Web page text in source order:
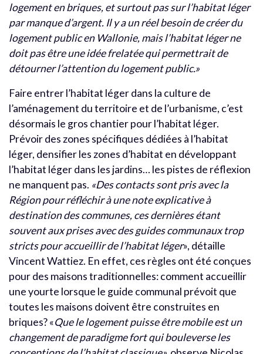
logement en briques, et surtout pas sur l’habitat léger
par manque d’argent. Il y a un réel besoin de créer du
logement public en Wallonie, mais l’habitat léger ne
doit pas être une idée frelatée qui permettrait de
détourner l’attention du logement public.»
Faire entrer l’habitat léger dans la culture de
l’aménagement du territoire et de l’urbanisme, c’est
désormais le gros chantier pour l’habitat léger.
Prévoir des zones spécifiques dédiées à l’habitat
léger, densifier les zones d’habitat en développant
l’habitat léger dans les jardins… les pistes de réflexion
ne manquent pas. «Des contacts sont pris avec la
Région pour réfléchir à une note explicative à
destination des communes, ces dernières étant
souvent aux prises avec des guides communaux trop
stricts pour accueillir de l’habitat léger», détaille
Vincent Wattiez. En effet, ces règles ont été conçues
pour des maisons traditionnelles: comment accueillir
une yourte lorsque le guide communal prévoit que
toutes les maisons doivent être construites en
briques? «Que le logement puisse être mobile est un
changement de paradigme fort qui bouleverse les